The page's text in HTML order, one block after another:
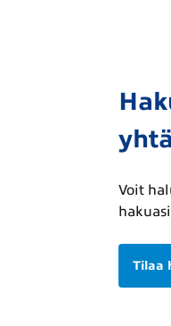
Voit
Tilaa